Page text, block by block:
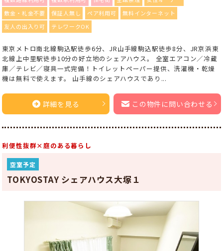
敷金・礼金不要
保証人無し ペア利用可
無料インターネット
友人の出入り可
テレワークOK
東京メトロ南北線駒込駅徒歩6分、JR山手線駒込駅徒歩8分、JR京浜東
北線上中里駅徒歩10分の好立地のシェアハウス。 全室エアコン／冷蔵
庫／テレビ／寝具一式完備！トイレットペーパー提供、洗濯機・乾燥
機は無料で使えます。 山手線のシェアハウスであり...
詳細を見る この物件に問い合わせる
利便性抜群×庭のある暮らし
空室予定
TOKYOSTAY シェアハウス大塚１